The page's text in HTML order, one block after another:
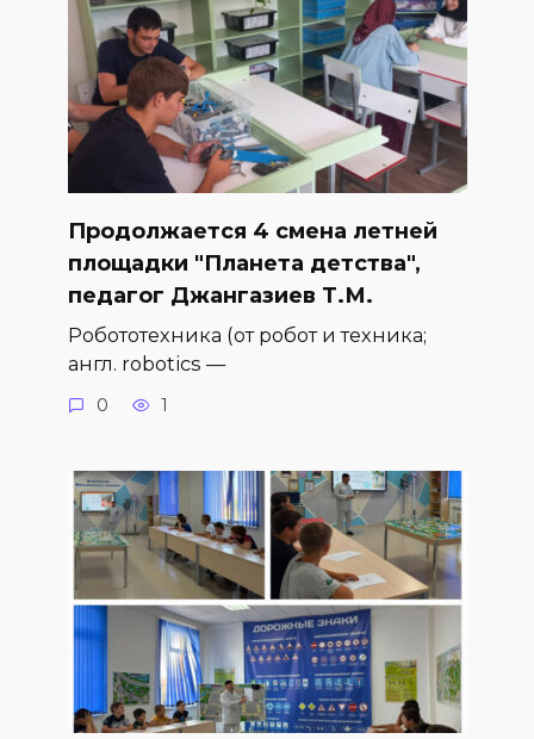
Продолжается 4 смена летней
площадки "Планета детства",
педагог Джангазиев Т.М.
Робототехника (от робот и техника;
англ. robotics —
0 1